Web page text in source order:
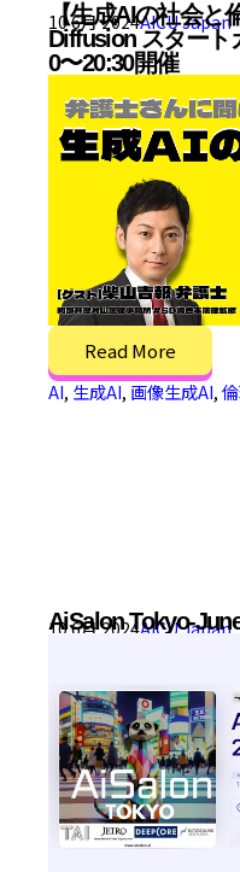
【生成AIの社会と
Diffusion スタート
0〜20:30開催
10 6月 2024AICU Japan
Read More
AI, 生成AI, 画像生成AI,
AiSalon Tokyo-
10 6月 2024AICU Japan